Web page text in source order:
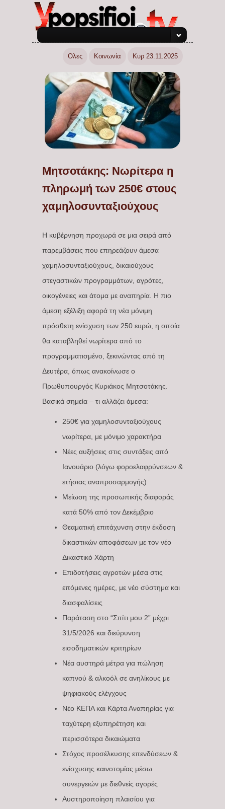
Ολες Κοινωνία Κυρ 23.11.2025
Μητσοτάκης: Νωρίτερα η
πληρωμή των 250€ στους
χαμηλοσυνταξιούχους
Η κυβέρνηση προχωρά σε μια σειρά από
παρεμβάσεις που επηρεάζουν άμεσα
χαμηλοσυνταξιούχους, δικαιούχους
στεγαστικών προγραμμάτων, αγρότες,
οικογένειες και άτομα με αναπηρία. Η πιο
άμεση εξέλιξη αφορά τη νέα μόνιμη
πρόσθετη ενίσχυση των 250 ευρώ, η οποία
θα καταβληθεί νωρίτερα από το
προγραμματισμένο, ξεκινώντας από τη
Δευτέρα, όπως ανακοίνωσε ο
Πρωθυπουργός Κυριάκος Μητσοτάκης.
Βασικά σημεία – τι αλλάζει άμεσα:
250€ για χαμηλοσυνταξιούχους
νωρίτερα, με μόνιμο χαρακτήρα
Νέες αυξήσεις στις συντάξεις από
Ιανουάριο (λόγω φοροελαφρύνσεων &
ετήσιας αναπροσαρμογής)
Μείωση της προσωπικής διαφοράς
κατά 50% από τον Δεκέμβριο
Θεαματική επιτάχυνση στην έκδοση
δικαστικών αποφάσεων με τον νέο
Δικαστικό Χάρτη
Επιδοτήσεις αγροτών μέσα στις
επόμενες ημέρες, με νέο σύστημα και
διασφαλίσεις
Παράταση στο “Σπίτι μου 2” μέχρι
31/5/2026 και διεύρυνση
εισοδηματικών κριτηρίων
Νέα αυστηρά μέτρα για πώληση
καπνού & αλκοόλ σε ανηλίκους με
ψηφιακούς ελέγχους
Νέο ΚΕΠΑ και Κάρτα Αναπηρίας για
ταχύτερη εξυπηρέτηση και
περισσότερα δικαιώματα
Στόχος προσέλκυσης επενδύσεων &
ενίσχυσης καινοτομίας μέσω
συνεργειών με διεθνείς αγορές
Αυστηροποίηση πλαισίου για